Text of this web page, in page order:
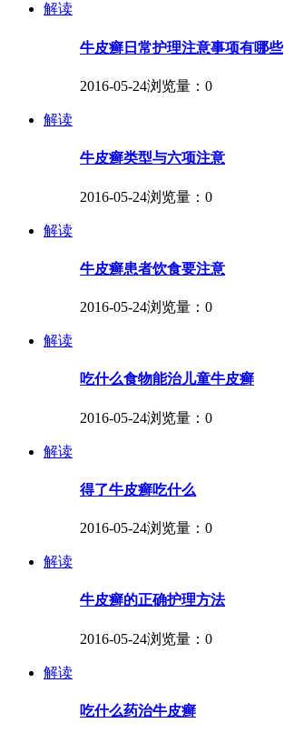
解读
牛皮癣日常护理注意事项有哪些
2016-05-24浏览量：0
解读
牛皮癣类型与六项注意
2016-05-24浏览量：0
解读
牛皮癣患者饮食要注意
2016-05-24浏览量：0
解读
吃什么食物能治儿童牛皮癣
2016-05-24浏览量：0
解读
得了牛皮癣吃什么
2016-05-24浏览量：0
解读
牛皮癣的正确护理方法
2016-05-24浏览量：0
解读
吃什么药治牛皮癣